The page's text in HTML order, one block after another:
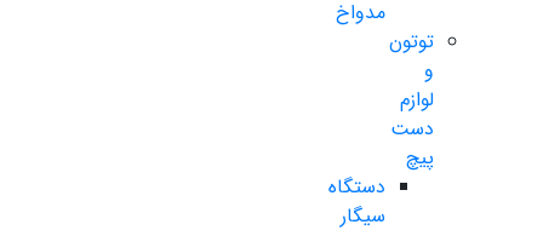
مدواخ
توتون
و
لوازم
دست
پیچ
دستگاه
سیگار